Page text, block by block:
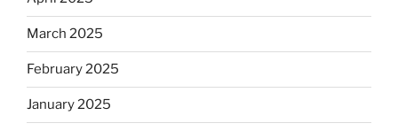
March 2025
February 2025
January 2025